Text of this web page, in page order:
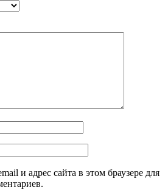
и адрес сайта в этом браузере для